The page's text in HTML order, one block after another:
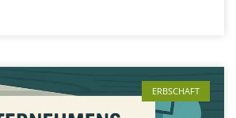
ERBSCHAFT